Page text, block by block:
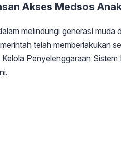
Akses Medsos
melindungi generasi muda
telah memberlakukan
Penyelenggaraan